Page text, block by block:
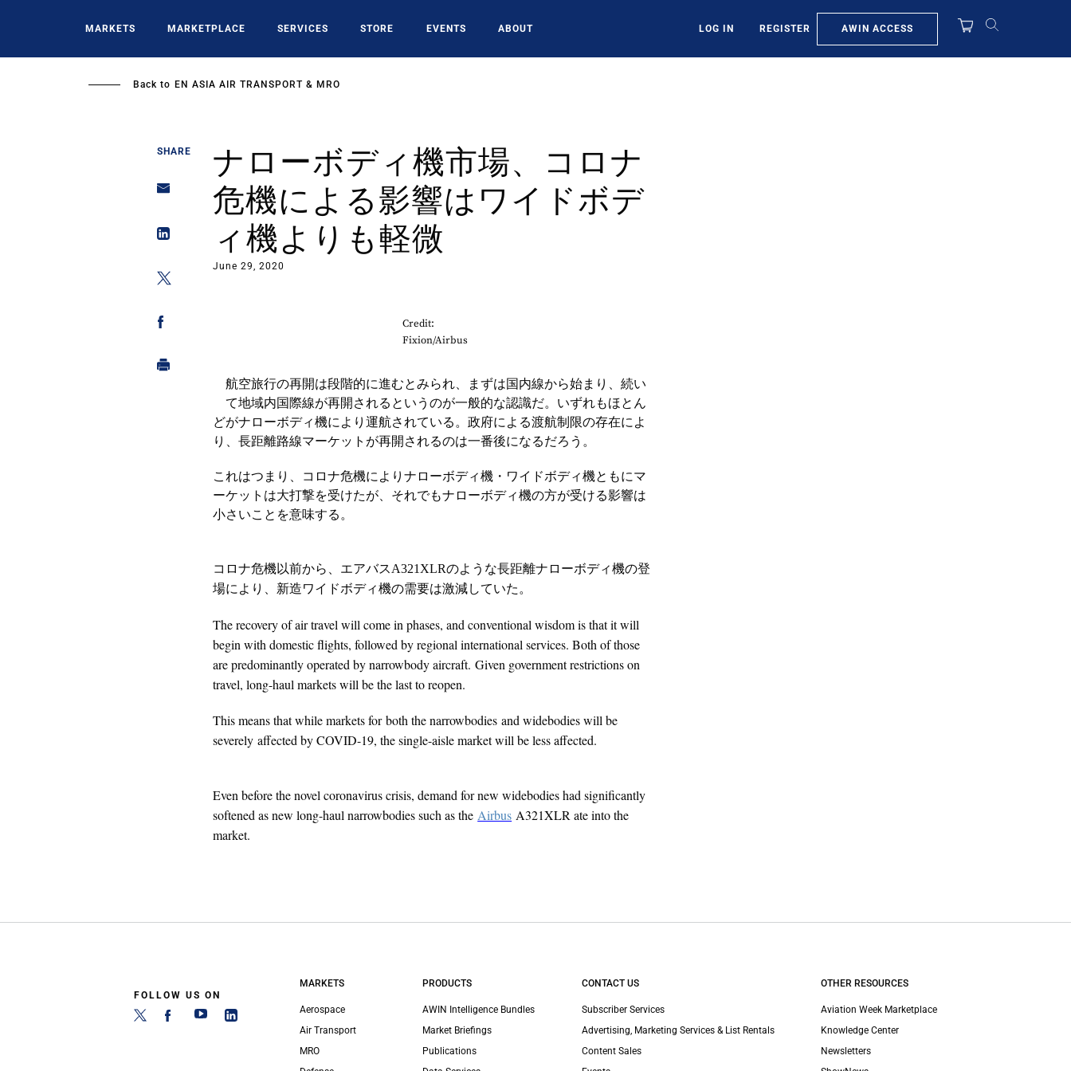
MARKETS MARKETPLACE SERVICES STORE EVENTS ABOUT LOG IN REGISTER AWIN ACCESS
Back to EN ASIA AIR TRANSPORT & MRO
SHARE
ナローボディ機市場、コロナ
危機による影響はワイドボデ
ィ機よりも軽微
June 29, 2020
Credit:
Fixion/Airbus
航空旅行の再開は段階的に進むとみられ、まずは国内線から始まり、続い
て地域内国際線が再開されるというのが一般的な認識だ。いずれもほとん
どがナローボディ機により運航されている。政府による渡航制限の存在によ
り、長距離路線マーケットが再開されるのは一番後になるだろう。
これはつまり、コロナ危機によりナローボディ機・ワイドボディ機ともにマ
ーケットは大打撃を受けたが、それでもナローボディ機の方が受ける影響は
小さいことを意味する。
コロナ危機以前から、エアバスA321XLRのような長距離ナローボディ機の登
場により、新造ワイドボディ機の需要は激減していた。
The recovery of air travel will come in phases, and conventional wisdom is that it will
begin with domestic flights, followed by regional international services. Both of those
are predominantly operated by narrowbody aircraft. Given government restrictions on
travel, long-haul markets will be the last to reopen.
This means that while markets for both the narrowbodies and widebodies will be
severely affected by COVID-19, the single-aisle market will be less affected.
Even before the novel coronavirus crisis, demand for new widebodies had significantly
softened as new long-haul narrowbodies such as the Airbus A321XLR ate into the
market.
FOLLOW US ON
MARKETS
Aerospace
Air Transport
MRO
PRODUCTS
AWIN Intelligence Bundles
Market Briefings
Publications
CONTACT US
Subscriber Services
Advertising, Marketing Services & List Rentals
Content Sales
OTHER RESOURCES
Aviation Week Marketplace
Knowledge Center
Newsletters